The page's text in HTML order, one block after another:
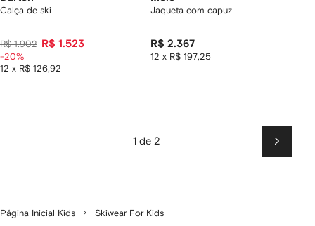
Calça de ski
R$ 1.902 R$ 1.523
12 x R$ 126,92
-20%
Jaqueta com capuz
R$ 2.367
12 x R$ 197,25
1 de 2
Página Inicial Kids Skiwear For Kids